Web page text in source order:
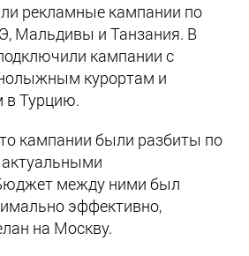
рекламные кампании по
Мальдивы и Танзания. В
кампании с
курортам и
в Турцию.
кампании были разбиты по
между ними был
эффективно,
на Москву.